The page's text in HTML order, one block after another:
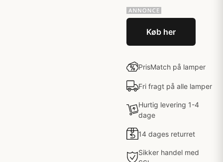
Køb her
PrisMatch på lamper
Fri fragt på alle lamper
Hurtig levering 1-4
dage
14 dages returret
Sikker handel med